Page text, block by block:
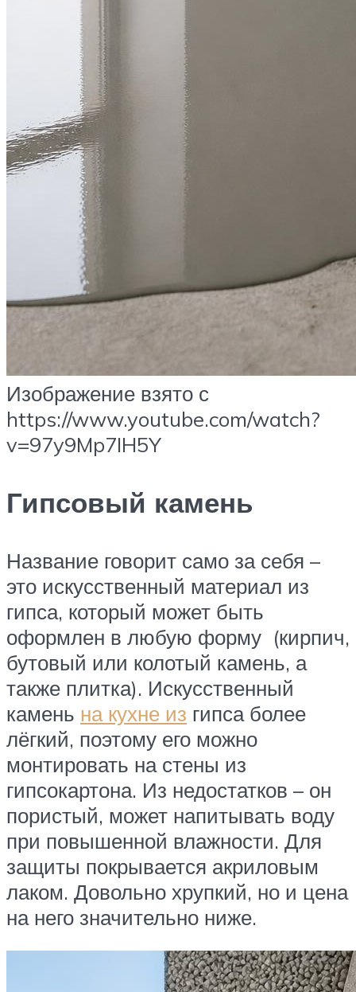
Изображение взято с
https://www.youtube.com/watch?
v=97y9Mp7IH5Y
Гипсовый камень
Название говорит само за себя –
это искусственный материал из
гипса, который может быть
оформлен в любую форму (кирпич,
бутовый или колотый камень, а
также плитка). Искусственный
камень на кухне из гипса более
лёгкий, поэтому его можно
монтировать на стены из
гипсокартона. Из недостатков – он
пористый, может напитывать воду
при повышенной влажности. Для
защиты покрывается акриловым
лаком. Довольно хрупкий, но и цена
на него значительно ниже.